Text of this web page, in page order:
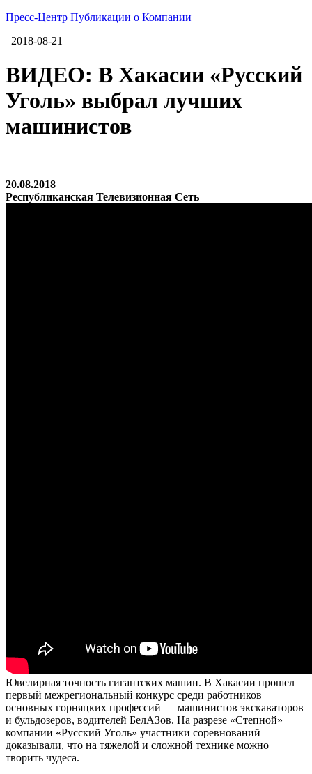
Пресс-Центр Публикации о Компании
2018-08-21
ВИДЕО: В Хакасии «Русский
Уголь» выбрал лучших
машинистов
20.08.2018
Республиканская Телевизионная Сеть
Ювелирная точность гигантских машин. В Хакасии прошел
первый межрегиональный конкурс среди работников
основных горняцких профессий — машинистов экскаваторов
и бульдозеров, водителей БелАЗов. На разрезе «Степной»
компании «Русский Уголь» участники соревнований
доказывали, что на тяжелой и сложной технике можно
творить чудеса.